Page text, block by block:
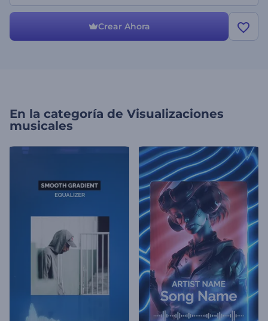
Crear Ahora
En la categoría de Visualizaciones
musicales